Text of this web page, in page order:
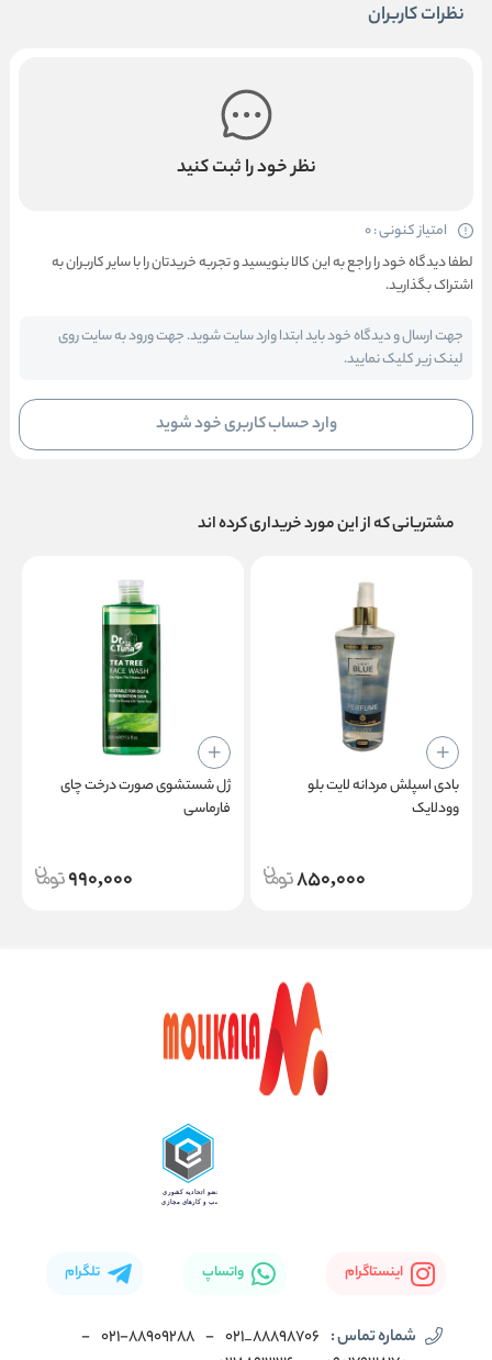
نظرات کاربران
نظر خود را ثبت کنید
امتیاز کنونی : 0
لطفا دیدگاه خود را راجع به این کالا بنویسید و تجربه خریدتان را با سایر کاربران به
اشتراک بگذارید.
جهت ارسال و دیدگاه خود باید ابتدا وارد سایت شوید. جهت ورود به سایت روی
لینک زیر کلیک نمایید.
وارد حساب کاربری خود شوید
مشتریانی که از این مورد خریداری کرده اند
بادی اسپلش مردانه لایت بلو
وودلایک
850,000
ژل شستشوی صورت درخت چای
فارماسی
990,000
اینستاگرام واتساپ تلگرام
شماره تماس : 88898706_021
- ۰۲۱-۸۸۹۰۹۲۸۸ -